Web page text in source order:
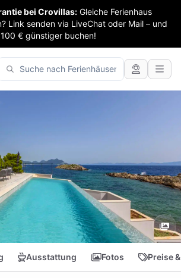
bei Crovillas: Gleiche Ferienhaus
Link senden via LiveChat oder Mail – und
100 € günstiger buchen!
Ausstattung Fotos Preise